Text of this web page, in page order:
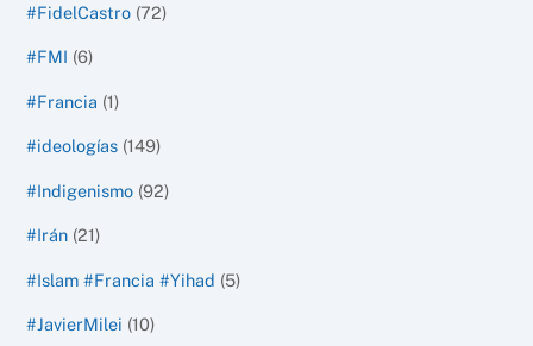
#FidelCastro (72)
#FMI (6)
#Francia (1)
#ideologías (149)
#Indigenismo (92)
#Irán (21)
#Islam #Francia #Yihad (5)
#JavierMilei (10)